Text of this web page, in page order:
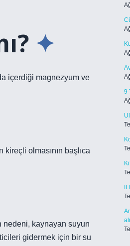
içerdiği magnezyum ve
olmasının başlıca
nedeni, kaynayan suyun
gidermek için bir su
9